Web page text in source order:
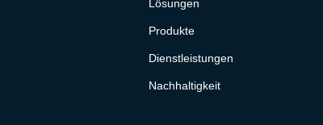
Lösungen
Produkte
Dienstleistungen
Nachhaltigkeit